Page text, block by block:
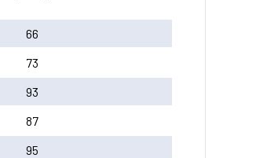
66
73
93
87
95